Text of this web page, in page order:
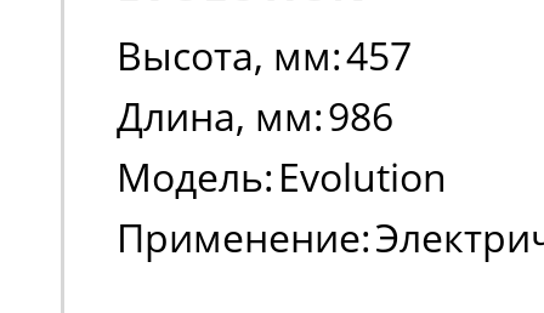
Высота, мм:457
Длина, мм:986
Модель: Evolution
Применение: